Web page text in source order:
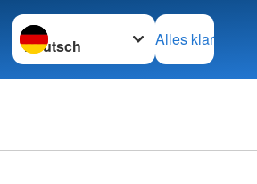
Sprache wechseln zu
Alles klar